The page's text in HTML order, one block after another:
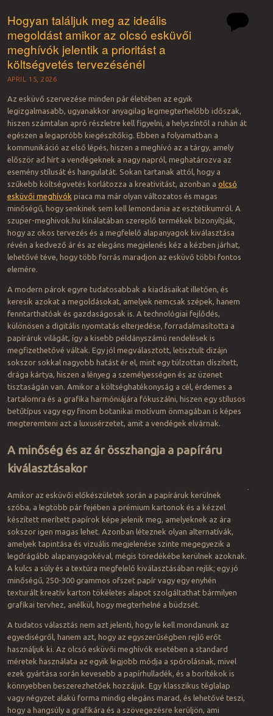
Hogyan találjuk meg az ideális
megoldást amikor az olcsó esküvői
meghívók jelentik a prioritást a
költségvetés tervezésénél
APRIL 15, 2026
Az esküvő szervezése minden pár életében az egyik
legizgalmasabb, ugyanakkor anyagilag legmegterhelőbb időszak,
hiszen számtalan apró részletre kell figyelni, a helyszíntől a ruhán át
egészen a legapróbb kiegészítőkig. Ebben a folyamatban a
kommunikáció az első lépés, hiszen a meghívó az a tárgy, amely
először ad hírt a vendégeknek a nagy napról, meghatározva az
esemény stílusát és hangulatát. Sokan tartanak attól, hogy a
szűkebb költségvetés korlátozza a kreativitást, azonban a olcsó
esküvői meghívók piaca ma már olyan változatos és magas
minőségű, hogy senkinek sem kell lemondania az esztétikumról. A
szuper-meghivok.hu kínálatában szereplő termékek bizonyítják,
hogy az okos tervezés és a megfelelő alapanyagok kiválasztása
révén a kedvező ár és az elegáns megjelenés kéz a kézben járhat,
lehetővé téve, hogy több forrás maradjon az esküvő többi fontos
elemére.
A modern párok egyre tudatosabbak a kiadásaikat illetően, és
keresik azokat a megoldásokat, amelyek nemcsak szépek, hanem
fenntarthatóak és gazdaságosak is. A technológiai fejlődés,
különösen a digitális nyomtatás elterjedése, forradalmasította a
papíráruk világát, így a kisebb példányszámú rendelések is
megfizethetővé váltak. Egy jól megválasztott, letisztult dizájn
sokszor sokkal nagyobb hatást ér el, mint egy túlzottan díszített,
drága kártya, hiszen a lényeg a személyességen és az üzenet
tisztaságán van. Amikor a költséghatékonyság a cél, érdemes a
tartalomra és a grafika harmóniájára fókuszálni, hiszen egy stílusos
betűtípus vagy egy finom botanikai motívum önmagában is képes
megteremteni azt a luxusérzetet, amit a vendégek elvárnak.
A minőség és az ár összhangja a papíráru
kiválasztásakor
Amikor az esküvői előkészületek során a papíráruk kerülnek
szóba, a legtöbb pár fejében a prémium kartonok és a kézzel
készített merített papírok képe jelenik meg, amelyeknek az ára
sokszor igen magas lehet. Azonban léteznek olyan alternatívák,
amelyek tapintása és vizuális megjelenése szinte megegyezik a
legdrágább alapanyagokéval, mégis töredékébe kerülnek azoknak.
A kulcs a súly és a textúra megfelelő kiválasztásában rejlik; egy jó
minőségű, 250-300 grammos ofszet papír vagy egy enyhén
texturált kreatív karton tökéletes alapot szolgáltathat bármilyen
grafikai tervhez, anélkül, hogy megterhelné a büdzsét.
A tudatos választás nem azt jelenti, hogy le kell mondanunk az
egyediségről, hanem azt, hogy az egyszerűségben rejlő erőt
használjuk ki. Az olcsó esküvői meghívók esetében a standard
méretek használata az egyik legjobb módja a spórolásnak, mivel
ezek gyártása során kevesebb a papírhulladék, és a borítékok is
könnyebben beszerezhetőek hozzájuk. Egy klasszikus téglalap
vagy négyzet alakú forma mindig elegáns marad, és lehetővé teszi,
hogy a hangsúly a grafikára és a szövegezésre kerüljön, ami